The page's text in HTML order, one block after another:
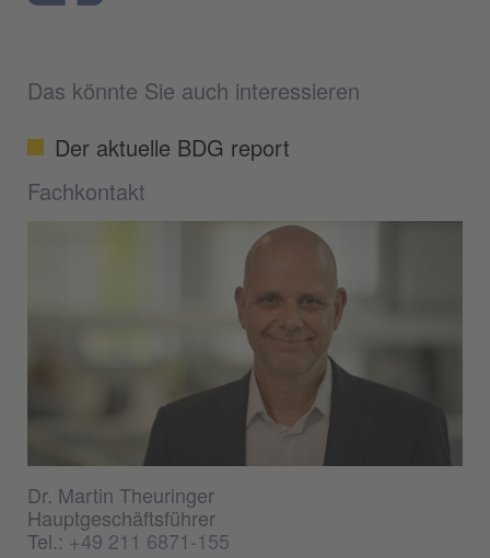
Das könnte Sie auch interessieren
Der aktuelle BDG report
Fachkontakt
Dr. Martin Theuringer
Hauptgeschäftsführer
Tel.:+49 211 6871-155